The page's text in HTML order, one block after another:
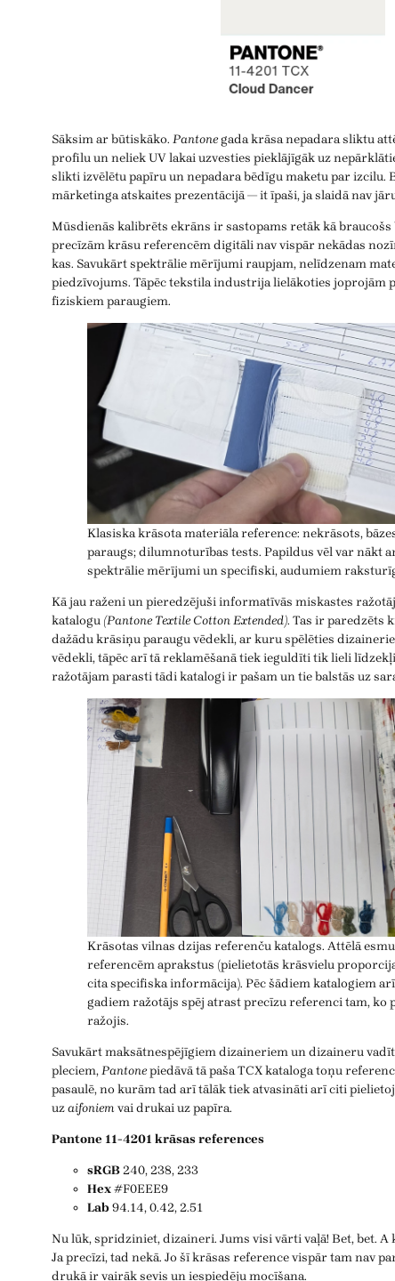
Sāksim ar būtiskāko. Pantonegada krāsa nepadara sliktu
profilu un neliek UV lakai uzvesties pieklājīgāk uz
slikti izvēlētu papīru un nepadara bēdīgu maketu par izcilu.
mārketinga atskaites prezentācijā — it īpaši, ja slaidā nav
Mūsdienās kalibrēts ekrāns ir sastopams retāk kā braucošs
precīzām krāsu referencēm digitāli nav vispār nekādas
kas. Savukārt spektrālie mērījumi raupjam, nelīdzenam
piedzīvojums. Tāpēc tekstila industrija lielākoties joprojām
fiziskiem paraugiem.
Klasiska krāsota materiāla reference: nekrāsots,
paraugs; dilumnoturības tests. Papildus vēl var nākt
spektrālie mērījumi un specifiski, audumiem
Kā jau raženi un pieredzējuši informatīvās miskastes
katalogu (Pantone Textile Cotton Extended). Tas ir paredzēts
dažādu krāsiņu paraugu vēdekli, ar kuru spēlēties
vēdekli, tāpēc arī tā reklamēšanā tiek ieguldīti tik lieli
ražotājam parasti tādi katalogi ir pašam un tie balstās uz
Krāsotas vilnas dzijas referenču katalogs. Attēlā
referencēm aprakstus (pielietotās krāsvielu
cita specifiska informācija). Pēc šādiem katalogiem
gadiem ražotājs spēj atrast precīzu referenci tam, ko
ražojis.
Savukārt maksātnespējīgiem dizaineriem un dizaineru
pleciem,Pantonepiedāvā tā paša TCX kataloga toņu
pasaulē, no kurām tad arī tālāk tiek atvasināti arī citi
uzaifoniemvai drukai uz papīra.
Pantone 11-4201 krāsas references
sRGB240, 238, 233
Hex#F0EEE9
Lab94.14, 0.42, 2.51
Nu lūk, spridziniet, dizaineri. Jums visi vārti vaļā! Bet, bet. A
Ja precīzi, tad nekā. Jo šī krāsas reference vispār tam nav
drukā ir vairāk sevis un iespiedēju mocīšana.